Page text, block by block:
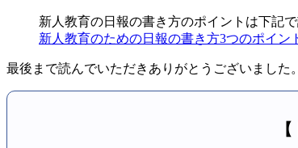
新人教育の日報の書き方のポイントは下記
新人教育のための日報の書き方3つのポイン
最後まで読んでいただきありがとうございました。